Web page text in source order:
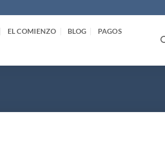
EL COMIENZO BLOG PAGOS